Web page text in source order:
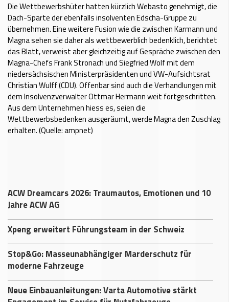
Die Wettbewerbshüter hatten kürzlich Webasto genehmigt, die
Dach-Sparte der ebenfalls insolventen Edscha-Gruppe zu
übernehmen. Eine weitere Fusion wie die zwischen Karmann und
Magna sehen sie daher als wettbewerblich bedenklich, berichtet
das Blatt, verweist aber gleichzeitig auf Gespräche zwischen den
Magna-Chefs Frank Stronach und Siegfried Wolf mit dem
niedersächsischen Ministerpräsidenten und VW-Aufsichtsrat
Christian Wulff (CDU). Offenbar sind auch die Verhandlungen mit
dem Insolvenzverwalter Ottmar Hermann weit fortgeschritten.
Aus dem Unternehmen hiess es, seien die
Wettbewerbsbedenken ausgeräumt, werde Magna den Zuschlag
erhalten. (Quelle: ampnet)
ACW Dreamcars 2026: Traumautos, Emotionen und 10
Jahre ACW AG
Xpeng erweitert Führungsteam in der Schweiz
Stop&Go: Masseunabhängiger Marderschutz für
moderne Fahrzeuge
Neue Einbauanleitungen: Varta Automotive stärkt